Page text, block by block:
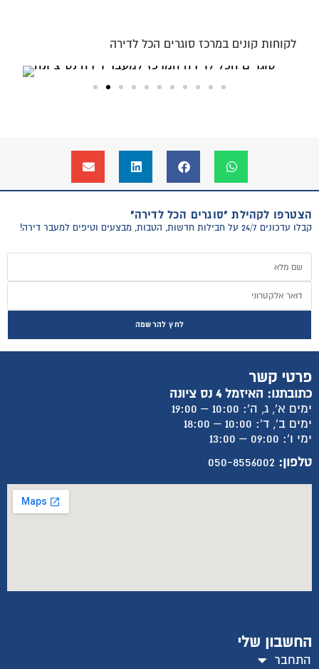
לקוחות קונים במרכז סוגרים הכל לדירה
הצטרפו לקהילת "סוגרים הכל לדירה"
קבלו עדכונים 24/7 על חבילות חדשות, הטבות, מבצעים וטיפים למעבר דירה!
לחץ להרשמה
פרטי קשר
כתובתנו: האיזמל 4 נס ציונה
ימים א', ג, ה': 10:00 – 19:00
ימים ב', ד': 10:00 – 18:00
ימי ו': 09:00 – 13:00
טלפון: 050-8556002
החשבון שלי
התחבר